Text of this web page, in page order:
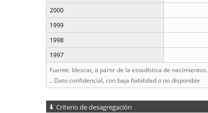
2000
1999
1998
1997
Fuente: Idescat, a partir de la estadística de nacimientos.
.. Dato confidencial, con baja fiabilidad o no disponible
Criterio de desagregación